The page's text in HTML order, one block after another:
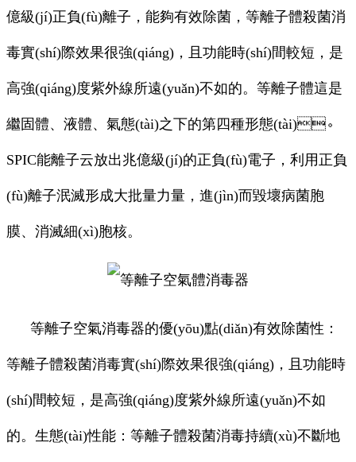
億級(jí)正負(fù)離子，能夠有效除菌，等離子體殺菌消
毒實(shí)際效果很強(qiáng)，且功能時(shí)間較短，是
高強(qiáng)度紫外線所遠(yuǎn)不如的。等離子體這是
繼固體、液體、氣態(tài)之下的第四種形態(tài)。
SPIC能離子云放出兆億級(jí)的正負(fù)電子，利用正負
(fù)離子泯滅形成大批量力量，進(jìn)而毀壞病菌胞
膜、消滅細(xì)胞核。
等離子空氣消毒器的優(yōu)點(diǎn)有效除菌性：
等離子體殺菌消毒實(shí)際效果很強(qiáng)，且功能時
(shí)間較短，是高強(qiáng)度紫外線所遠(yuǎn)不如
的。生態(tài)性能：等離子體殺菌消毒持續(xù)不斷地